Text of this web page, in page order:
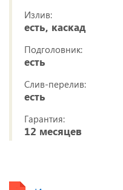
Излив:
есть, каскад
Подголовник:
есть
Слив-перелив:
есть
Гарантия:
12 месяцев